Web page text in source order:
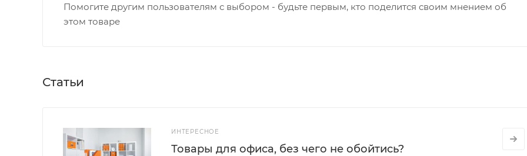
Помогите другим пользователям с выбором - будьте первым, кто поделится своим мнением об
этом товаре
Статьи
ИНТЕРЕСНОЕ
Товары для офиса, без чего не обойтись?